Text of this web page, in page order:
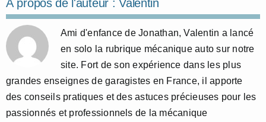
À propos de l'auteur :Valentin
Ami d'enfance de Jonathan, Valentin a lancé
en solo la rubrique mécanique auto sur notre
site. Fort de son expérience dans les plus
grandes enseignes de garagistes en France, il apporte
des conseils pratiques et des astuces précieuses pour les
passionnés et professionnels de la mécanique